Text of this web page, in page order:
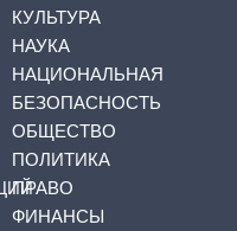
КУЛЬТУРА
НАУКА
НАЦИОНАЛЬНАЯ
БЕЗОПАСНОСТЬ
ОБЩЕСТВО
ПОЛИТИКА
ПРАВО
ФИНАНСЫ